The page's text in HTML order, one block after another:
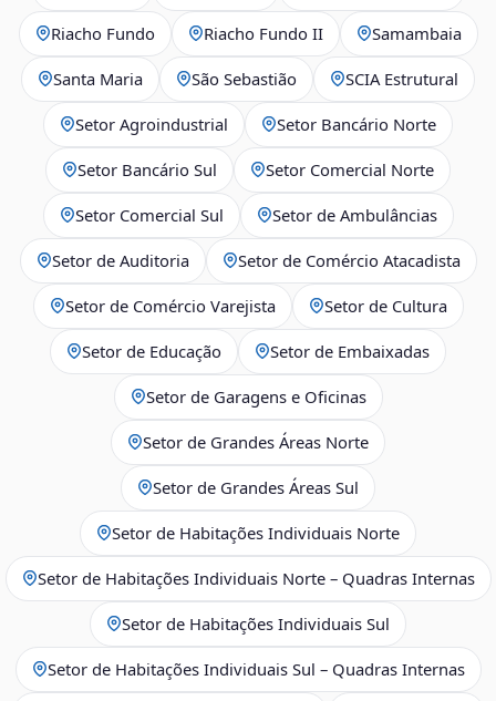
Riacho Fundo Riacho Fundo II Samambaia
Santa Maria São Sebastião SCIA Estrutural
Setor Agroindustrial Setor Bancário Norte
Setor Bancário Sul Setor Comercial Norte
Setor Comercial Sul Setor de Ambulâncias
Setor de Auditoria Setor de Comércio Atacadista
Setor de Comércio Varejista Setor de Cultura
Setor de Educação Setor de Embaixadas
Setor de Garagens e Oficinas
Setor de Grandes Áreas Norte
Setor de Grandes Áreas Sul
Setor de Habitações Individuais Norte
Setor de Habitações Individuais Norte – Quadras Internas
Setor de Habitações Individuais Sul
Setor de Habitações Individuais Sul – Quadras Internas